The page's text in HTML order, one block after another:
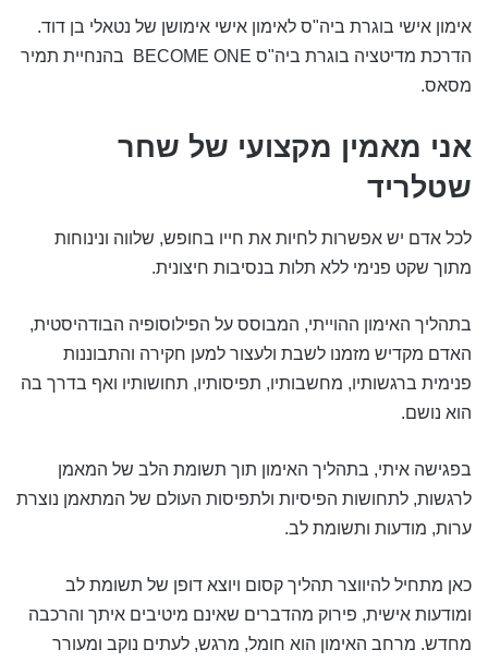
אימון אישי בוגרת ביה"ס לאימון אישי אימושן של נטאלי בן דוד.
הדרכת מדיטציה בוגרת ביה"ס BECOME ONE בהנחיית תמיר
מסאס.
אני מאמין מקצועי של שחר
שטלריד
לכל אדם יש אפשרות לחיות את חייו בחופש, שלווה ונינוחות
מתוך שקט פנימי ללא תלות בנסיבות חיצונית.
בתהליך האימון ההוייתי, המבוסס על הפילוסופיה הבודהיסטית,
האדם מקדיש מזמנו לשבת ולעצור למען חקירה והתבוננות
פנימית ברגשותיו, מחשבותיו, תפיסותיו, תחושותיו ואף בדרך בה
הוא נושם.
בפגישה איתי, בתהליך האימון תוך תשומת הלב של המאמן
לרגשות, לתחושות הפיסיות ולתפיסות העולם של המתאמן נוצרת
ערות, מודעות ותשומת לב.
כאן מתחיל להיווצר תהליך קסום ויוצא דופן של תשומת לב
ומודעות אישית, פירוק מהדברים שאינם מיטיבים איתך והרכבה
מחדש. מרחב האימון הוא חומל, מרגש, לעתים נוקב ומעורר